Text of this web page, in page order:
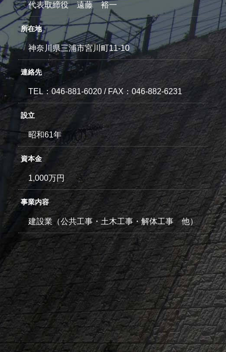
代表取締役 遠藤 裕一
所在地
神奈川県三浦市宮川町11-10
連絡先
TEL：046-881-6020 / FAX：046-882-6231
設立
昭和61年
資本金
1,000万円
事業内容
建設業（公共工事・土木工事・解体工事 他）